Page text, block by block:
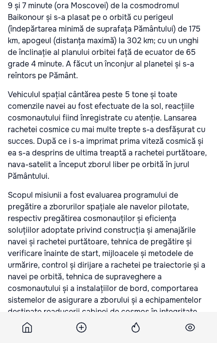
9 și 7 minute (ora Moscovei) de la cosmodromul
Baikonour și s-a plasat pe o orbită cu perigeul
(îndepărtarea minimă de suprafața Pământului) de 175
km, apogeul (distanța maximă) la 302 km; cu un unghi
de înclinație al planului orbitei față de ecuator de 65
grade 4 minute. A făcut un înconjur al planetei și s-a
reîntors pe Pământ.
Vehiculul spațial cântărea peste 5 tone și toate
comenzile navei au fost efectuate de la sol, reacțiile
cosmonautului fiind înregistrate cu atenție. Lansarea
rachetei cosmice cu mai multe trepte s-a desfășurat cu
succes. După ce i s-a imprimat prima viteză cosmică și
ea s-a desprins de ultima treaptă a rachetei purtătoare,
nava-satelit a început zborul liber pe orbită în jurul
Pământului.
Scopul misiunii a fost evaluarea programului de
pregătire a zborurilor spațiale ale navelor pilotate,
respectiv pregătirea cosmonauților și eficiența
soluțiilor adoptate privind construcția și amenajările
navei și rachetei purtătoare, tehnica de pregătire și
verificare înainte de start, mijloacele și metodele de
urmărire, control și dirijare a rachetei pe traiectorie și a
navei pe orbită, tehnica de supraveghere a
cosmonautului și a instalațiilor de bord, comportarea
sistemelor de asigurare a zborului și a echipamentelor
destinate readucerii cabinei de cosmos în integritate
perfectă, mijloacele și procedeele de recuperare și în
general ansamblul de măsuri din cadrul acestui program